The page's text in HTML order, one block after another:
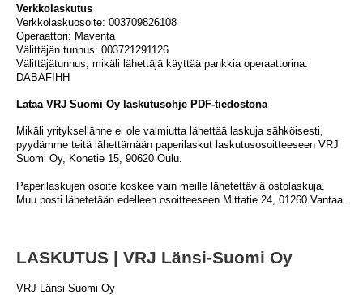
Verkkolaskutus
Verkkolaskuosoite: 003709826108
Operaattori: Maventa
Välittäjän tunnus: 003721291126
Välittäjätunnus, mikäli lähettäjä käyttää pankkia operaattorina:
DABAFIHH
Lataa VRJ Suomi Oy laskutusohje PDF-tiedostona
Mikäli yrityksellänne ei ole valmiutta lähettää laskuja sähköisesti,
pyydämme teitä lähettämään paperilaskut laskutusosoitteeseen VRJ
Suomi Oy, Konetie 15, 90620 Oulu.
Paperilaskujen osoite koskee vain meille lähetettäviä ostolaskuja.
Muu posti lähetetään edelleen osoitteeseen Mittatie 24, 01260 Vantaa.
LASKUTUS | VRJ Länsi-Suomi Oy
VRJ Länsi-Suomi Oy